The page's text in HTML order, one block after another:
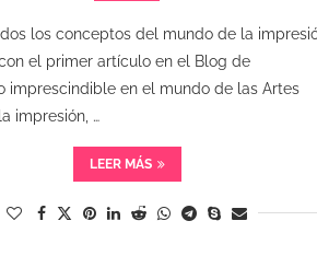
los conceptos del mundo de la
el primer artículo en el Blog de
imprescindible en el mundo de las Artes
impresión, …
LEER MÁS